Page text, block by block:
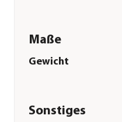
Maße
Gewicht
Sonstiges